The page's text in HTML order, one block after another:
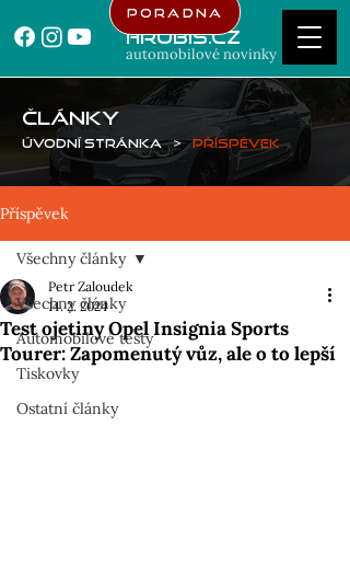
Hrubis.cz
automobilové novinky
Poradna
ČLÁNKY
Úvodní stránka > Příspěvek
Příspěvek
Všechny články
Automobilové testy
Tiskovky
Ostatní články
Všechny články
Test ojetiny Opel Insignia Sports
Tourer: Zapomenutý vůz, ale o to lepší
Petr Zaloudek
14. 2. 2024